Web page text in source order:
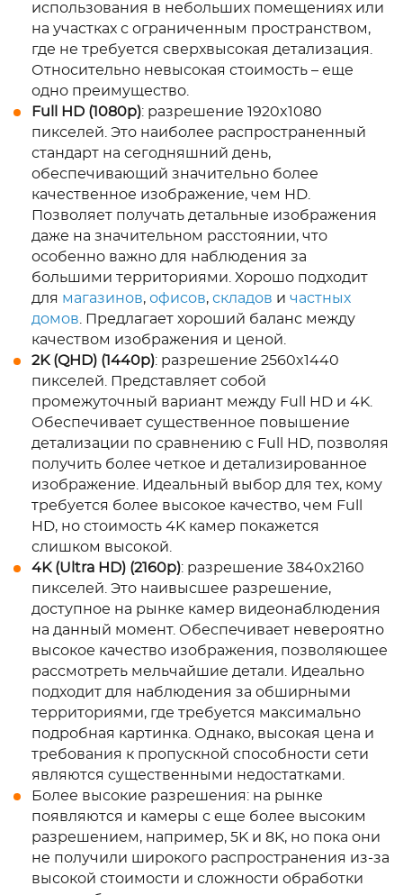
использования в небольших помещениях или
на участках с ограниченным пространством,
где не требуется сверхвысокая детализация.
Относительно невысокая стоимость – еще
одно преимущество.
Full HD (1080p): разрешение 1920x1080
пикселей. Это наиболее распространенный
стандарт на сегодняшний день,
обеспечивающий значительно более
качественное изображение, чем HD.
Позволяет получать детальные изображения
даже на значительном расстоянии, что
особенно важно для наблюдения за
большими территориями. Хорошо подходит
для магазинов, офисов, складов и частных
домов . Предлагает хороший баланс между
качеством изображения и ценой.
2K (QHD) (1440p): разрешение 2560x1440
пикселей. Представляет собой
промежуточный вариант между Full HD и 4K.
Обеспечивает существенное повышение
детализации по сравнению с Full HD, позволяя
получить более четкое и детализированное
изображение. Идеальный выбор для тех, кому
требуется более высокое качество, чем Full
HD, но стоимость 4K камер покажется
слишком высокой.
4K (Ultra HD) (2160p): разрешение 3840x2160
пикселей. Это наивысшее разрешение,
доступное на рынке камер видеонаблюдения
на данный момент. Обеспечивает невероятно
высокое качество изображения, позволяющее
рассмотреть мельчайшие детали. Идеально
подходит для наблюдения за обширными
территориями, где требуется максимально
подробная картинка. Однако, высокая цена и
требования к пропускной способности сети
являются существенными недостатками.
Более высокие разрешения: на рынке
появляются и камеры с еще более высоким
разрешением, например, 5K и 8K, но пока они
не получили широкого распространения из-за
высокой стоимости и сложности обработки